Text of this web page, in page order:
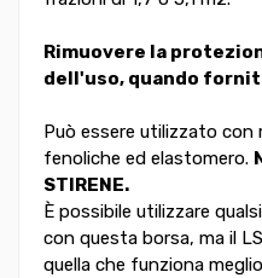
Rimuovere la
dell'uso, quando
Può essere utilizzato con
fenoliche ed elastomero.
STIRENE.
È possibile utilizzare
con questa borsa, ma il
quella che funziona